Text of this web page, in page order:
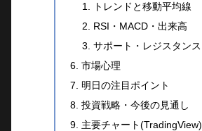
トレンドと移動平均線
RSI・MACD・出来高
サポート・レジスタンス
市場心理
明日の注目ポイント
投資戦略・今後の見通し
主要チャート(TradingView)